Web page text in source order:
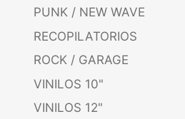
PUNK / NEW WAVE
RECOPILATORIOS
ROCK / GARAGE
VINILOS 10"
VINILOS 12"